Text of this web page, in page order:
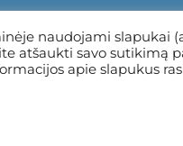
naudojami slapukai
atšaukti savo
apie slapukus